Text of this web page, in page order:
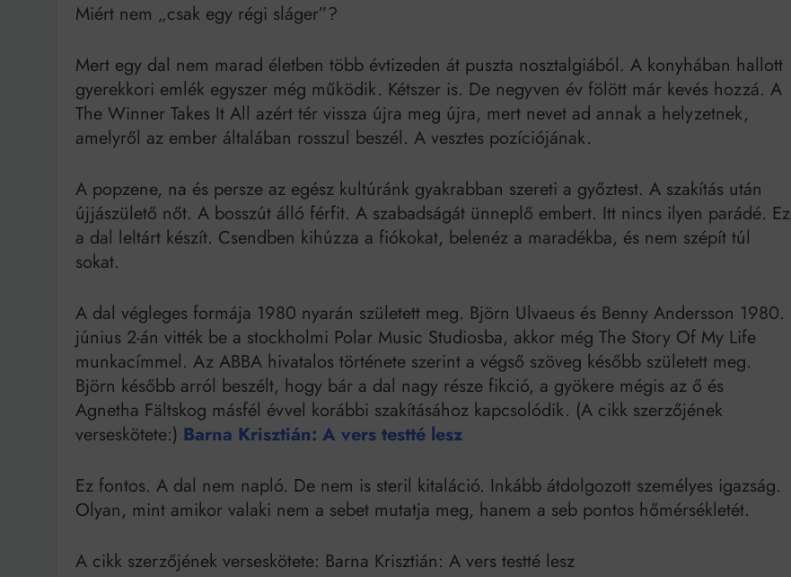
Miért nem „csak egy régi sláger”?
Mert egy dal nem marad életben több évtizeden át puszta nosztalgiából. A konyhában hallott
gyerekkori emlék egyszer még működik. Kétszer is. De negyven év fölött már kevés hozzá. A
The Winner Takes It All azért tér vissza újra meg újra, mert nevet ad annak a helyzetnek,
amelyről az ember általában rosszul beszél. A vesztes pozíciójának.
A popzene, na és persze az egész kultúránk gyakrabban szereti a győztest. A szakítás után
újjászülető nőt. A bosszút álló férfit. A szabadságát ünneplő embert. Itt nincs ilyen parádé. Ez
a dal leltárt készít. Csendben kihúzza a fiókokat, belenéz a maradékba, és nem szépít túl
sokat.
A dal végleges formája 1980 nyarán született meg. Björn Ulvaeus és Benny Andersson 1980.
június 2-án vitték be a stockholmi Polar Music Studiosba, akkor még The Story Of My Life
munkacímmel. Az ABBA hivatalos története szerint a végső szöveg később született meg.
Björn később arról beszélt, hogy bár a dal nagy része fikció, a gyökere mégis az ő és
Agnetha Fältskog másfél évvel korábbi szakításához kapcsolódik. (A cikk szerzőjének
verseskötete:) Barna Krisztián: A vers testté lesz
Ez fontos. A dal nem napló. De nem is steril kitaláció. Inkább átdolgozott személyes igazság.
Olyan, mint amikor valaki nem a sebet mutatja meg, hanem a seb pontos hőmérsékletét.
A cikk szerzőjének verseskötete: Barna Krisztián: A vers testté lesz